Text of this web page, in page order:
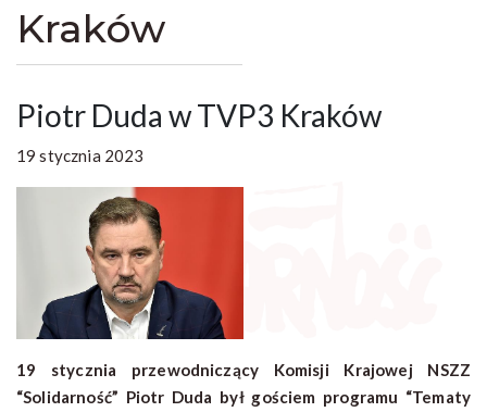
Kraków
Piotr Duda w TVP3 Kraków
19 stycznia 2023
19 stycznia przewodniczący Komisji Krajowej NSZZ
“Solidarność” Piotr Duda był gościem programu “Tematy